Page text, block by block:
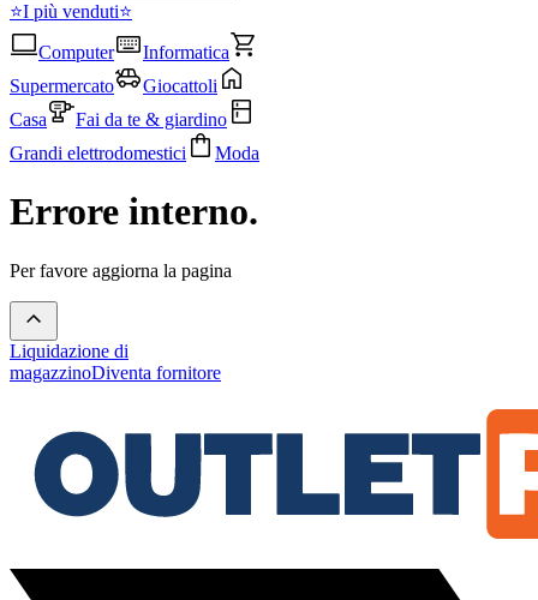
⭐I più venduti⭐
Computer
Informatica
Supermercato
Giocattoli
Casa
Fai da te & giardino
Grandi elettrodomestici
Moda
Errore interno.
Per favore aggiorna la pagina
Liquidazione di
magazzinoDiventa fornitore